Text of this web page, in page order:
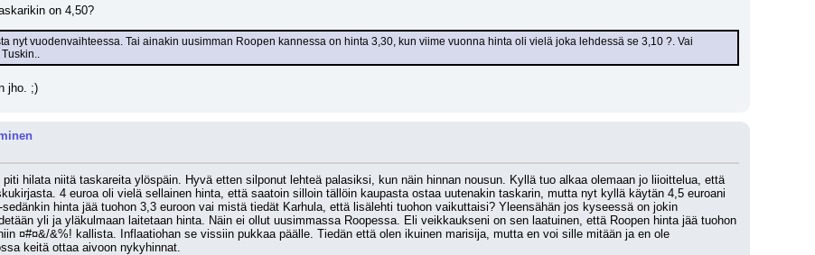
on 4,50?
nyt vuodenvaihteessa. Tai ainakin uusimman Roopen kannessa on hinta 3,30, kun viime vuonna hinta oli vielä joka lehdessä se 3,10 ?. Vai
jho. ;)
hilata niitä taskareita ylöspäin. Hyvä etten silponut lehteä palasiksi, kun näin hinnan nousun. Kyllä tuo alkaa olemaan jo liioittelua, että
4 euroa oli vielä sellainen hinta, että saatoin silloin tällöin kaupasta ostaa uutenakin taskarin, mutta nyt kyllä käytän 4,5 euroani
hinta jää tuohon 3,3 euroon vai mistä tiedät Karhula, että lisälehti tuohon vaikuttaisi? Yleensähän jos kyseessä on jokin
yli ja yläkulmaan laitetaan hinta. Näin ei ollut uusimmassa Roopessa. Eli veikkaukseni on sen laatuinen, että Roopen hinta jää tuohon
¤#¤&/&%! kallista. Inflaatiohan se vissiin pukkaa päälle. Tiedän että olen ikuinen marisija, mutta en voi sille mitään ja en ole
keitä ottaa aivoon nykyhinnat.